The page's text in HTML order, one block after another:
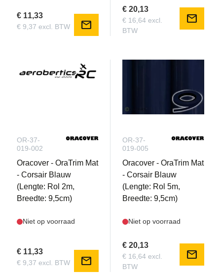
€ 11,33
€ 9,37 excl. BTW mail
€ 20,13
€ 16,64 excl.
BTW
mail
OR-37-
019-002
Oracover - OraTrim Mat
- Corsair Blauw
(Lengte: Rol 2m,
Breedte: 9,5cm)
Niet op voorraad
€ 11,33
€ 9,37 excl. BTW mail
OR-37-
019-005
Oracover - OraTrim Mat
- Corsair Blauw
(Lengte: Rol 5m,
Breedte: 9,5cm)
Niet op voorraad
€ 20,13
€ 16,64 excl.
BTW
mail